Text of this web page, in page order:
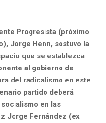
Progresista (próximo
Jorge Henn, sostuvo la
que se establezca
al gobierno de
del radicalismo en este
partido deberá
en las
Jorge Fernández (ex